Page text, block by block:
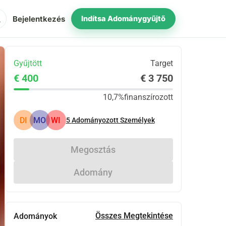
Bejelentkezés Indítsa Adománygyűjtő
Gyűjtött Target
€ 400 € 3 750
10,7%finanszírozott
DI MO WI 5Adományozott Személyek
Megosztás
Adomány
Adományok Összes Megtekintése